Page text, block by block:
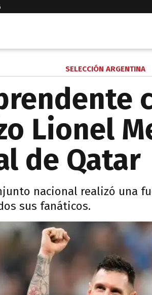
SELECCIÓN ARGENTINA
Lionel
de Qatar
nacional realizó una
sus fanáticos.